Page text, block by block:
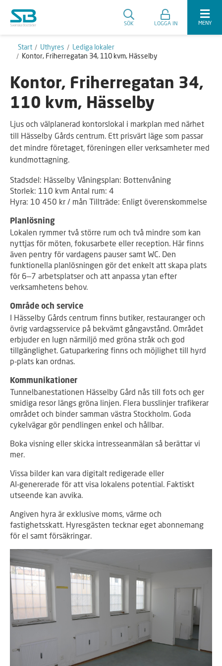
SÖK LOGGA IN MENY
Start Uthyres
Lediga lokaler
Kontor, Friherregatan 34, 110 kvm, Hässelby
Kontor, Friherregatan 34,
110 kvm, Hässelby
Ljus och välplanerad kontorslokal i markplan med närhet
till Hässelby Gårds centrum. Ett prisvärt läge som passar
det mindre företaget, föreningen eller verksamheter med
kundmottagning.
Stadsdel: Hässelby Våningsplan: Bottenvåning
Storlek: 110 kvm Antal rum: 4
Hyra: 10 450 kr / mån Tillträde: Enligt överenskommelse
Planlösning
Lokalen rymmer två större rum och två mindre som kan
nyttjas för möten, fokusarbete eller reception. Här finns
även pentry för vardagens pauser samt WC. Den
funktionella planlösningen gör det enkelt att skapa plats
för 6–7 arbetsplatser och att anpassa ytan efter
verksamhetens behov.
Område och service
I Hässelby Gårds centrum finns butiker, restauranger och
övrig vardagsservice på bekvämt gångavstånd. Området
erbjuder en lugn närmiljö med gröna stråk och god
tillgänglighet. Gatuparkering finns och möjlighet till hyrd
p‑plats kan ordnas.
Kommunikationer
Tunnelbanestationen Hässelby Gård nås till fots och ger
smidiga resor längs gröna linjen. Flera busslinjer trafikerar
området och binder samman västra Stockholm. Goda
cykelvägar gör pendlingen enkel och hållbar.
Boka visning eller skicka intresseanmälan så berättar vi
mer.
Vissa bilder kan vara digitalt redigerade eller
AI‑genererade för att visa lokalens potential. Faktiskt
utseende kan avvika.
Angiven hyra är exklusive moms, värme och
fastighetsskatt. Hyresgästen tecknar eget abonnemang
för el samt försäkringar.